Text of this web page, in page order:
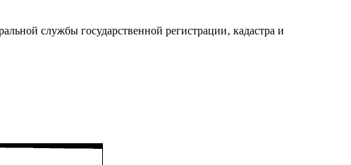
службы государственной регистрации‚ кадастра и